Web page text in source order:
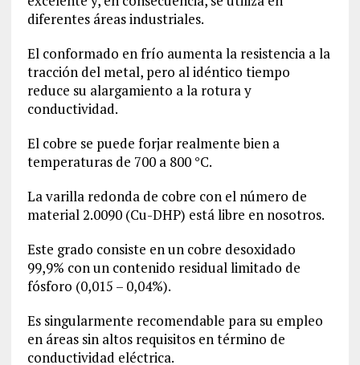
diferentes áreas industriales.
El conformado en frío aumenta la resistencia a la
tracción del metal, pero al idéntico tiempo
reduce su alargamiento a la rotura y
conductividad.
El cobre se puede forjar realmente bien a
temperaturas de 700 a 800 °C.
La varilla redonda de cobre con el número de
material2.0090(Cu-DHP) está libre en nosotros.
Este grado consiste en un cobre desoxidado
99,9% con un contenido residual limitado de
fósforo (0,015 – 0,04%).
Es singularmente recomendable para su empleo
en áreas sin altos requisitos en término de
conductividad eléctrica.